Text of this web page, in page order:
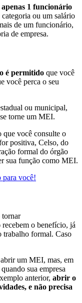
apenas 1 funcionário
ou um salário
de um funcionário,
de empresa.
é permitido que você
você perca o seu
ou municipal,
torne um MEI.
que você consulte o
positiva, Celso, do
formal do órgão
sua função como MEI.
para você!
tornar
o benefício, já
trabalho formal. Caso
um MEI, mas, em
sua empresa
anterior, abrir o
e não precisa